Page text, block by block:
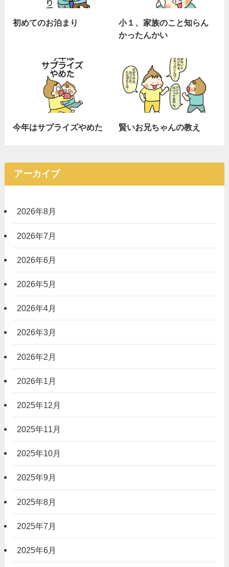
初めてのお泊まり
小１、家族のこと知らん
かったんかい
今年はサプライズやめた 賢いお兄ちゃんの教え
アーカイブ
2026年8月
2026年7月
2026年6月
2026年5月
2026年4月
2026年3月
2026年2月
2026年1月
2025年12月
2025年11月
2025年10月
2025年9月
2025年8月
2025年7月
2025年6月